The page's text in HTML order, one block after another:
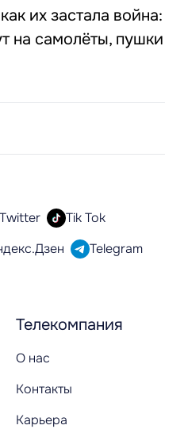
их застала война:
на самолёты, пушки
Телекомпания
О нас
Контакты
Карьера
Twitter
Tik Tok
Telegram